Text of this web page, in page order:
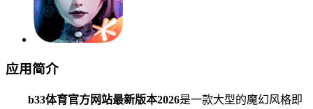
应用简介
b33体育官方网站最新版本2026是一款大型的魔幻风格即